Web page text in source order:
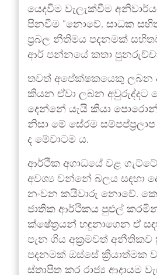
යෙදවීම වැලැක්වීම
පිනවීම “නොවේ. සාධක
ප්‍රබල නීතිමය පදනමක්
ආර් පන්නයේ කතා
තවත් අපේක්ෂකයෙකු ලබන
කියන ඒවා ලබන අවුරුද්දට
දෙන්නේ යැයි කියා
නිසා මේ සේරම
ද මේවාටම ය.
ආර්ථික අගාධයේ වළ
අවශ්‍ය වන්නේ බලය සඳහා
නංවන කයිවාරු නොවේ.
ජාතික ආර්ථිකය පුළුල්
ක්ෂේත්‍රයන් හඳුනාගෙන ඒ
පැන ගිය අක්‍රමවත් අනීතිකව
පදනමක් ඔස්සේ ක්‍රියාත්මක
ස්තාපිත කර රාජ්‍ය ආදායම